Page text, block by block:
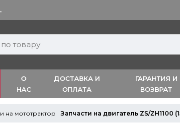
О
НАС
ДОСТАВКА И
ОПЛАТА
ГАРАНТИЯ И
ВОЗВРАТ
на мототрактор Запчасти на двигатель ZS/ZH1100